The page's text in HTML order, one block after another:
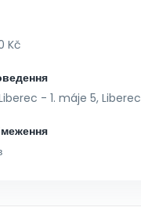
Kč
- 1. máje 5, Liberec